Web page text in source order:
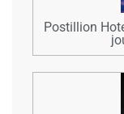
Postillion